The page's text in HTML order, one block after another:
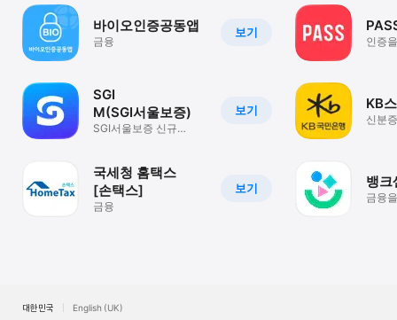
보기
바이오인증공동앱
금융
보기
SGI
M(SGI서울보증)
SGI서울보증 신규
보기
국세청 홈택스
[손택스]
금융
인증
KB
신분
뱅크
금융
대한민국 English (UK)